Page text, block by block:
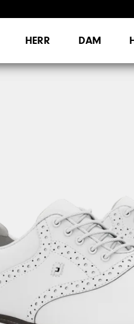
HERR DAM